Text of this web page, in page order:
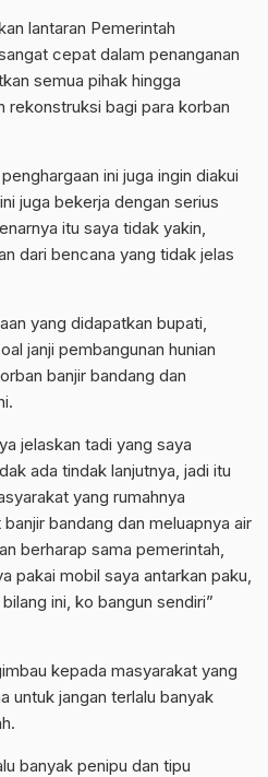
lantaran Pemerintah
cepat dalam penanganan
semua pihak hingga
rekonstruksi bagi para korban
ini juga ingin diakui
juga bekerja dengan serius
itu saya tidak yakin,
dari bencana yang tidak jelas
yang didapatkan bupati,
janji pembangunan hunian
banjir bandang dan
jelaskan tadi yang saya
ada tindak lanjutnya, jadi itu
yang rumahnya
bandang dan meluapnya air
berharap sama pemerintah,
pakai mobil saya antarkan paku,
ini, ko bangun sendiri”
kepada masyarakat yang
untuk jangan terlalu banyak
banyak penipu dan tipu